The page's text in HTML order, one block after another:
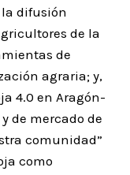
difusión
de la
de
agraria; y,
4.0 en Aragón-
de mercado de
comunidad”
como